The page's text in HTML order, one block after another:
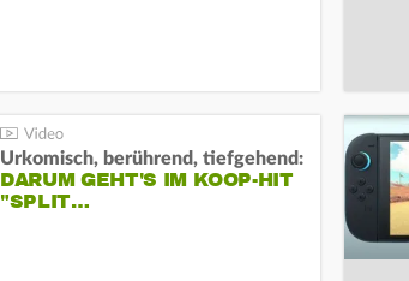
Urkomisch, berührend, tiefgehend:
DARUM GEHT'S IM KOOP-HIT
"SPLIT…